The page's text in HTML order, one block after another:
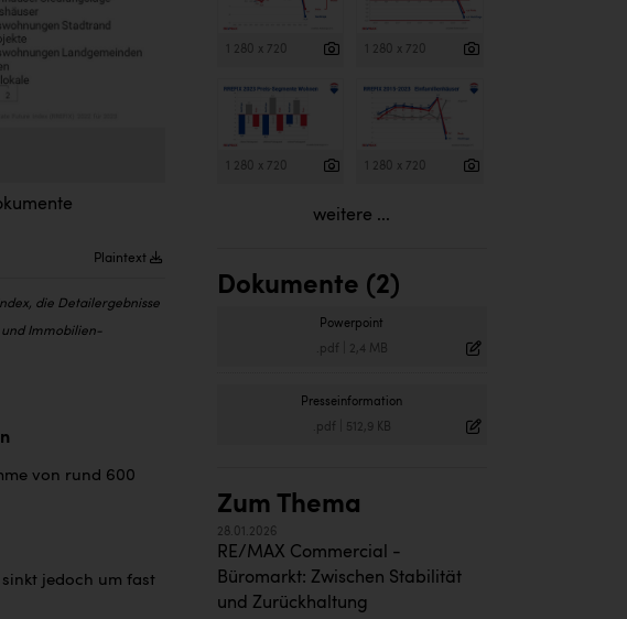
Plaintext
die Detailergebnisse
Immobilien-
von rund 600
jedoch um fast
1 280 x 720 1 280 x 720
1 280 x 720 1 280 x 720
weitere ...
Dokumente (2)
Powerpoint
.pdf 2,4 MB
Presseinformation
.pdf 512,9 KB
Zum Thema
28.01.2026
RE/MAX Commercial -
Büromarkt: Zwischen Stabilität
und Zurückhaltung